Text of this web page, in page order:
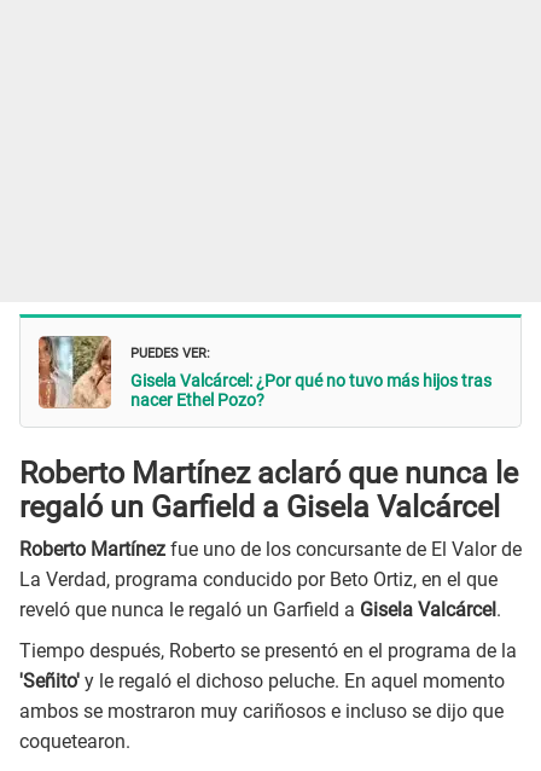
PUEDES VER:
Gisela Valcárcel: ¿Por qué no tuvo más hijos tras
nacer Ethel Pozo?
Roberto Martínez aclaró que nunca le
regaló un Garfield a Gisela Valcárcel
Roberto Martínez fue uno de los concursante de El Valor de
La Verdad, programa conducido por Beto Ortiz, en el que
reveló que nunca le regaló un Garfield a Gisela Valcárcel.
Tiempo después, Roberto se presentó en el programa de la
'Señito' y le regaló el dichoso peluche. En aquel momento
ambos se mostraron muy cariñosos e incluso se dijo que
coquetearon.